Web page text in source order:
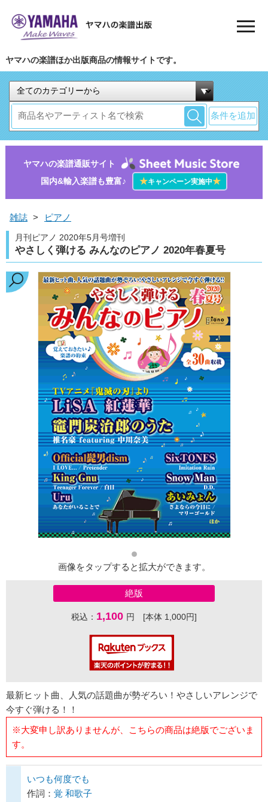
ヤマハの楽譜ほか出版商品の情報サイトです。
条件を追加
ヤマハの楽譜通販サイト
国内&輸入楽譜も豊富♪
★キャンペーン実施中★
雑誌 > ピアノ
月刊ピアノ 2020年5月号増刊
やさしく弾ける みんなのピアノ 2020年春夏号
画像をタップすると拡大ができます。
絶版
税込： 1,100 円 [本体 1,000円]
最新ヒット曲、人気の話題曲が勢ぞろい！やさしいアレンジで
今すぐ弾ける！！
※大変申し訳ありませんが、こちらの商品は絶版でございま
す。
いつも何度でも
作詞： 覚 和歌子